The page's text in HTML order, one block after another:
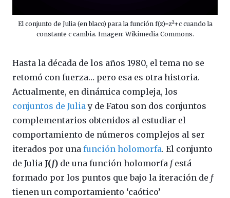
El conjunto de Julia (en blaco) para la función f(z)=z²+c cuando la
constante c cambia. Imagen: Wikimedia Commons.
Hasta la década de los años 1980, el tema no se
retomó con fuerza… pero esa es otra historia.
Actualmente, en dinámica compleja, los
conjuntos de Juliay de Fatou son dos conjuntos
complementarios obtenidos al estudiar el
comportamiento de números complejos al ser
iterados por una función holomorfa. El conjunto
de Julia J(f) de una función holomorfa festá
formado por los puntos que bajo la iteración de f
tienen un comportamiento ‘caótico’